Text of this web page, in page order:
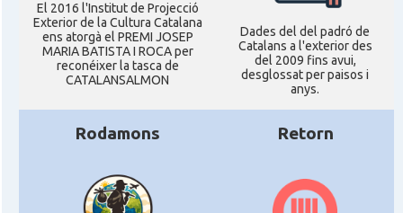
El 2016 l'Institut de Projecció
Exterior de la Cultura Catalana
ens atorgà el PREMI JOSEP
MARIA BATISTA I ROCA per
reconéixer la tasca de
CATALANSALMON
Dades del del padró de
Catalans a l'exterior des
del 2009 fins avui,
desglossat per paisos i
anys.
Rodamons Retorn